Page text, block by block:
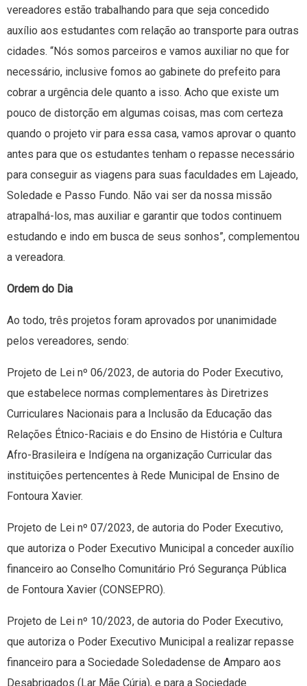
vereadores estão trabalhando para que seja concedido
auxílio aos estudantes com relação ao transporte para outras
cidades. “Nós somos parceiros e vamos auxiliar no que for
necessário, inclusive fomos ao gabinete do prefeito para
cobrar a urgência dele quanto a isso. Acho que existe um
pouco de distorção em algumas coisas, mas com certeza
quando o projeto vir para essa casa, vamos aprovar o quanto
antes para que os estudantes tenham o repasse necessário
para conseguir as viagens para suas faculdades em Lajeado,
Soledade e Passo Fundo. Não vai ser da nossa missão
atrapalhá-los, mas auxiliar e garantir que todos continuem
estudando e indo em busca de seus sonhos”, complementou
a vereadora.
Ordem do Dia
Ao todo, três projetos foram aprovados por unanimidade
pelos vereadores, sendo:
Projeto de Lei nº 06/2023, de autoria do Poder Executivo,
que estabelece normas complementares às Diretrizes
Curriculares Nacionais para a Inclusão da Educação das
Relações Étnico-Raciais e do Ensino de História e Cultura
Afro-Brasileira e Indígena na organização Curricular das
instituições pertencentes à Rede Municipal de Ensino de
Fontoura Xavier.
Projeto de Lei nº 07/2023, de autoria do Poder Executivo,
que autoriza o Poder Executivo Municipal a conceder auxílio
financeiro ao Conselho Comunitário Pró Segurança Pública
de Fontoura Xavier (CONSEPRO).
Projeto de Lei nº 10/2023, de autoria do Poder Executivo,
que autoriza o Poder Executivo Municipal a realizar repasse
financeiro para a Sociedade Soledadense de Amparo aos
Desabrigados (Lar Mãe Cúria), e para a Sociedade